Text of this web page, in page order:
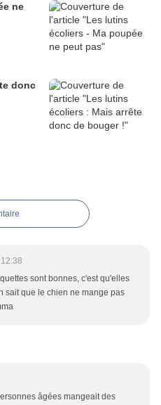
ne
donc
sont bonnes, c'est qu'elles
sait que le chien ne mange pas
âgées mangeait des